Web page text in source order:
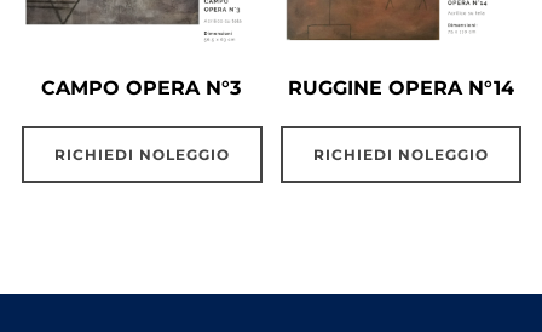
CAMPO OPERA N°3
RICHIEDI NOLEGGIO
RUGGINE OPERA N°14
RICHIEDI NOLEGGIO